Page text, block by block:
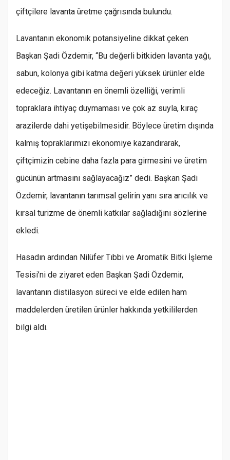
çiftçilere lavanta üretme çağrısında bulundu.
Lavantanın ekonomik potansiyeline dikkat çeken
Başkan Şadi Özdemir, “Bu değerli bitkiden lavanta yağı,
sabun, kolonya gibi katma değeri yüksek ürünler elde
edeceğiz. Lavantanın en önemli özelliği, verimli
topraklara ihtiyaç duymaması ve çok az suyla, kıraç
arazilerde dahi yetişebilmesidir. Böylece üretim dışında
kalmış topraklarımızı ekonomiye kazandırarak,
çiftçimizin cebine daha fazla para girmesini ve üretim
gücünün artmasını sağlayacağız” dedi. Başkan Şadi
Özdemir, lavantanın tarımsal gelirin yanı sıra arıcılık ve
kırsal turizme de önemli katkılar sağladığını sözlerine
ekledi.
Hasadın ardından Nilüfer Tıbbi ve Aromatik Bitki İşleme
Tesisi’ni de ziyaret eden Başkan Şadi Özdemir,
lavantanın distilasyon süreci ve elde edilen ham
maddelerden üretilen ürünler hakkında yetkililerden
bilgi aldı.